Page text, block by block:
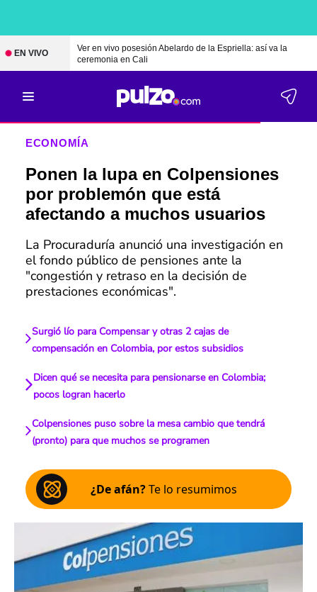
EN VIVO
Ver en vivo posesión Abelardo de la Espriella: así va la
ceremonia en Cali
ECONOMÍA
Ponen la lupa en Colpensiones
por problemón que está
afectando a muchos usuarios
La Procuraduría anunció una investigación en
el fondo público de pensiones ante la
"congestión y retraso en la decisión de
prestaciones económicas".
Surgió lío para Compensar y otras 2 cajas de
compensación en Colombia, por estos subsidios
Dicen qué se necesita para pensionarse en Colombia;
pocos logran hacerlo
Colpensiones puso sobre la mesa cambio que tendrá
(pronto) para que muchos se programen
¿De afán?Te lo resumimos